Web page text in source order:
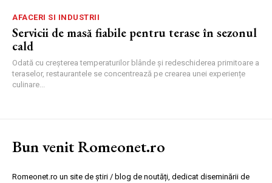
AFACERI SI INDUSTRII
Servicii de masă fiabile pentru terase în sezonul
cald
Odată cu creșterea temperaturilor blânde și redeschiderea primitoare a
teraselor, restaurantele se concentrează pe crearea unei experiențe
culinare...
Bun venit Romeonet.ro
Romeonet.ro un site de știri / blog de noutăți, dedicat diseminării de